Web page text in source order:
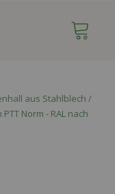
aus Stahlblech /
Norm - RAL nach